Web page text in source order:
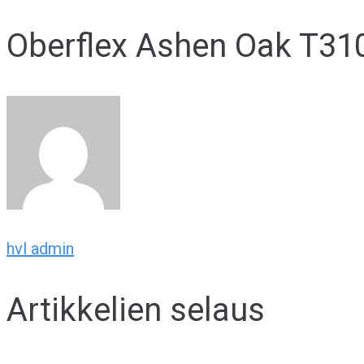
Oberflex Ashen Oak
hvl admin
Artikkelien selaus